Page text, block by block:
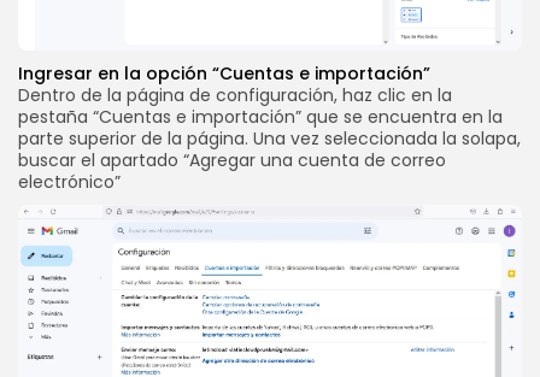
Ingresar en la opción “Cuentas e importación”
Dentro de la página de configuración, haz clic en la
pestaña “Cuentas e importación” que se encuentra en la
parte superior de la página. Una vez seleccionada la solapa,
buscar el apartado “Agregar una cuenta de correo
electrónico”